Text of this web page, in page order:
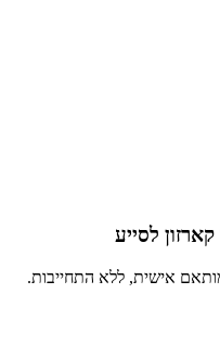
לסייע
אישית, ללא התחייבות.